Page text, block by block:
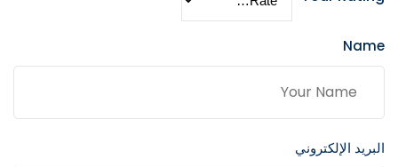
Name
البريد الإلكتروني